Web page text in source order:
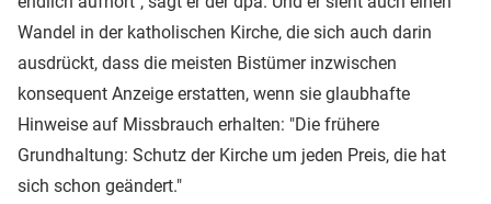
Wandel in der katholischen Kirche, die sich auch darin
ausdrückt, dass die meisten Bistümer inzwischen
konsequent Anzeige erstatten, wenn sie glaubhafte
Hinweise auf Missbrauch erhalten: "Die frühere
Grundhaltung: Schutz der Kirche um jeden Preis, die hat
sich schon geändert."